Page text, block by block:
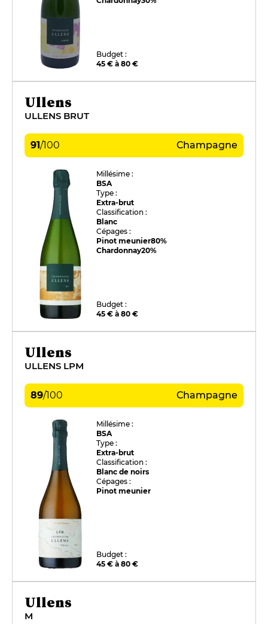
Budget :
45 € à 80 €
Ullens
ULLENS BRUT
91/100 Champagne
Millésime :
BSA
Type :
Extra-brut
Classification :
Blanc
Cépages :
Pinot meunier80%
Chardonnay20%
Budget :
45 € à 80 €
Ullens
ULLENS LPM
89/100 Champagne
Millésime :
BSA
Type :
Extra-brut
Classification :
Blanc de noirs
Cépages :
Pinot meunier
Budget :
45 € à 80 €
Ullens
M